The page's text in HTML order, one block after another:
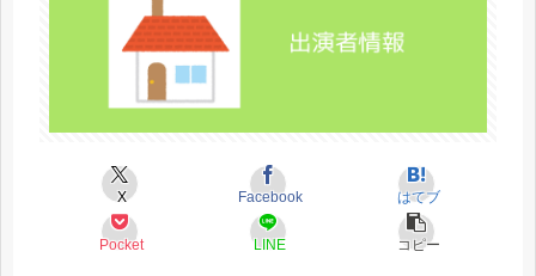
X Facebook はてブ
Pocket LINE コピー